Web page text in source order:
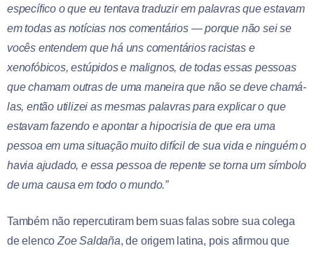
específico o que eu tentava traduzir em palavras que estavam
em todas as notícias nos comentários — porque não sei se
vocês entendem que há uns comentários racistas e
xenofóbicos, estúpidos e malignos, de todas essas pessoas
que chamam outras de uma maneira que não se deve chamá-
las, então utilizei as mesmas palavras para explicar o que
estavam fazendo e apontar a hipocrisia de que era uma
pessoa em uma situação muito difícil de sua vida e ninguém o
havia ajudado, e essa pessoa de repente se torna um símbolo
de uma causa em todo o mundo.”
Também não repercutiram bem suas falas sobre sua colega
de elenco Zoe Saldaña, de origem latina, pois afirmou que